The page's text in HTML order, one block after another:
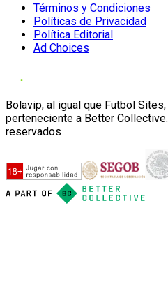
Términos y Condiciones
Políticas de Privacidad
Política Editorial
Ad Choices
Bolavip, al igual que Futbol
perteneciente a Better
reservados